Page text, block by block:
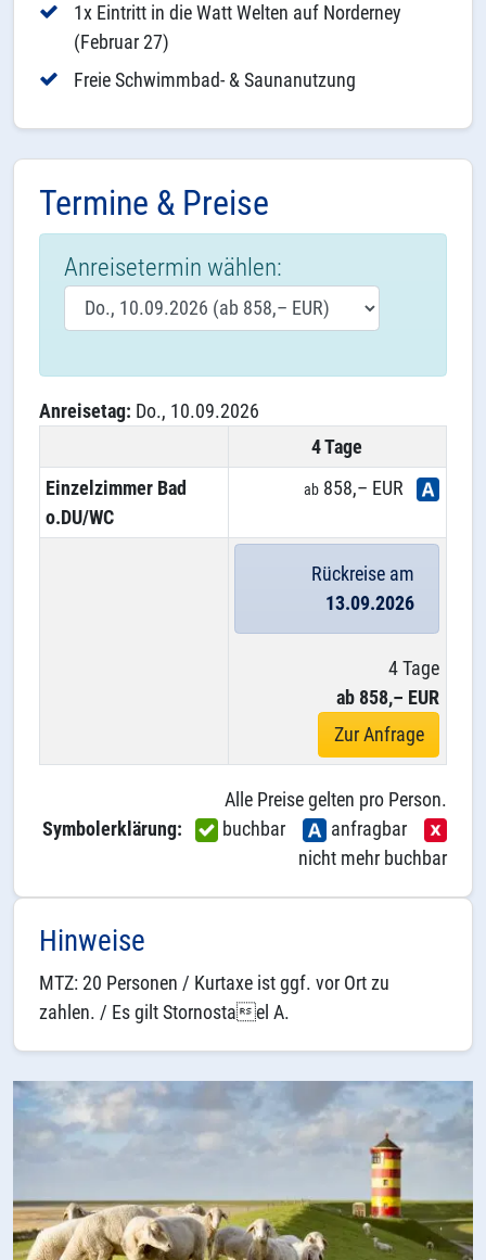
1x Eintritt in die Watt Welten auf Norderney
(Februar 27)
Freie Schwimmbad- & Saunanutzung
Termine & Preise
Anreisetermin wählen:
Anreisetag: Do., 10.09.2026
4 Tage
Einzelzimmer Bad
o.DU/WC
ab858,– EUR
Rückreise am
13.09.2026
4 Tage
ab 858,– EUR
Zur Anfrage
Alle Preise gelten pro Person.
Symbolerklärung:
buchbar
anfragbar
nicht mehr buchbar
Hinweise
MTZ: 20 Personen / Kurtaxe ist ggf. vor Ort zu
zahlen. / Es gilt Stornostael A.